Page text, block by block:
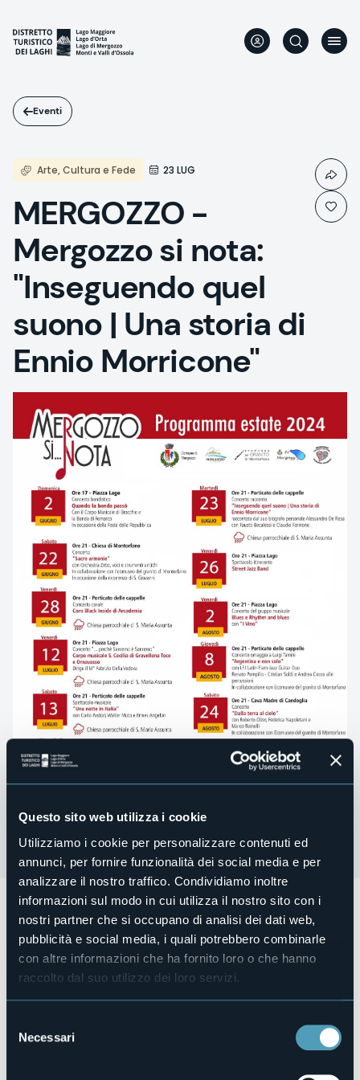
Questo sito web utilizza i cookie
Utilizziamo i cookie per personalizzare contenuti ed
annunci, per fornire funzionalità dei social media e per
analizzare il nostro traffico. Condividiamo inoltre
informazioni sul modo in cui utilizza il nostro sito con i
nostri partner che si occupano di analisi dei dati web,
pubblicità e social media, i quali potrebbero combinarle
con altre informazioni che ha fornito loro o che hanno
raccolto dal suo utilizzo dei loro servizi.
delNecessari
contenuto
principale
Eventi
Arte, Cultura e Fede 23 LUG
MERGOZZO -
Mergozzo si nota:
"Inseguendo quel
suono | Una storia di
Ennio Morricone"
Martedì 23 luglio a Mergozzo, ore 21, Porticato delle
Cappelle, concerto musicale "Inseguendo quel suono | Una
storia di Ennio Morricone" raccontata dal suo biografo
personale Alessandro De Rosa con Fausto Becalossi e
Claudio Farinone.
Per tutti gli aggiornamenti: